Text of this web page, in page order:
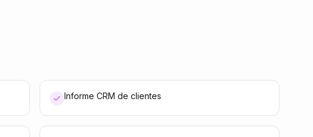
Informe CRM de clientes